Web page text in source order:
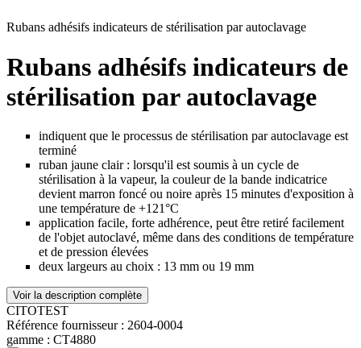
Rubans adhésifs indicateurs de stérilisation par autoclavage
Rubans adhésifs indicateurs de
stérilisation par autoclavage
indiquent que le processus de stérilisation par autoclavage est
terminé
ruban jaune clair : lorsqu'il est soumis à un cycle de
stérilisation à la vapeur, la couleur de la bande indicatrice
devient marron foncé ou noire après 15 minutes d'exposition à
une température de +121°C
application facile, forte adhérence, peut être retiré facilement
de l'objet autoclavé, même dans des conditions de température
et de pression élevées
deux largeurs au choix : 13 mm ou 19 mm
Voir la description complète
CITOTEST
Référence fournisseur : 2604-0004
gamme : CT4880